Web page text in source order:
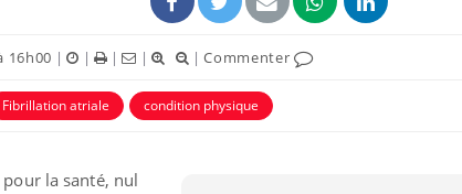
16h00 | | | | |Commenter
Fibrillation atriale condition physique
la santé, nul